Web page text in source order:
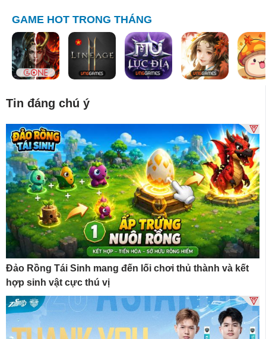
GAME HOT TRONG THÁNG
Tin đáng chú ý
Đảo Rồng Tái Sinh mang đến lối chơi thủ thành và kết
hợp sinh vật cực thú vị